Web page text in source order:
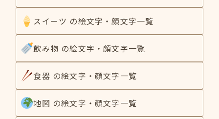
スイーツ の絵文字・顔文字一覧
飲み物 の絵文字・顔文字一覧
食器 の絵文字・顔文字一覧
地図 の絵文字・顔文字一覧